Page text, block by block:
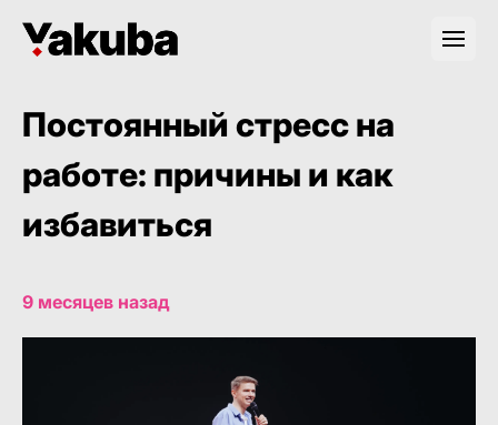
Постоянный стресс на
работе: причины и как
избавиться
9 месяцев назад